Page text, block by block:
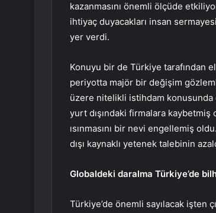
kazanmasını önemli ölçüde
ihtiyaç duyacakları insan
yer verdi.
Konuyu bir de Türkiye tarafından
periyotta majör bir değişim
üzere nitelikli istihdam konusunda
yurt dışındaki firmalara kaybetmiş
ısınmasını bir nevi engellemiş
dışı kaynaklı yetenek talebinin
Globaldeki daralma Türkiye’de
Türkiye’de önemli sayılacak işten